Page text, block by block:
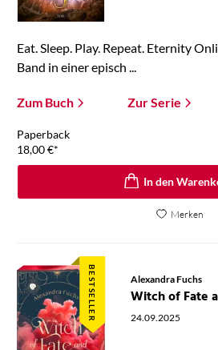
Eat. Sleep. Play. Repeat. Eternity
Band in einer episch ...
Zum Buch Zur Serie
Paperback
18,00€*
In den
Merken
BESTSELLER Alexandra Fuchs
Witch of Fate
24.09.2025